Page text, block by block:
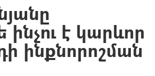
է կարևոր
ինքնորոշման